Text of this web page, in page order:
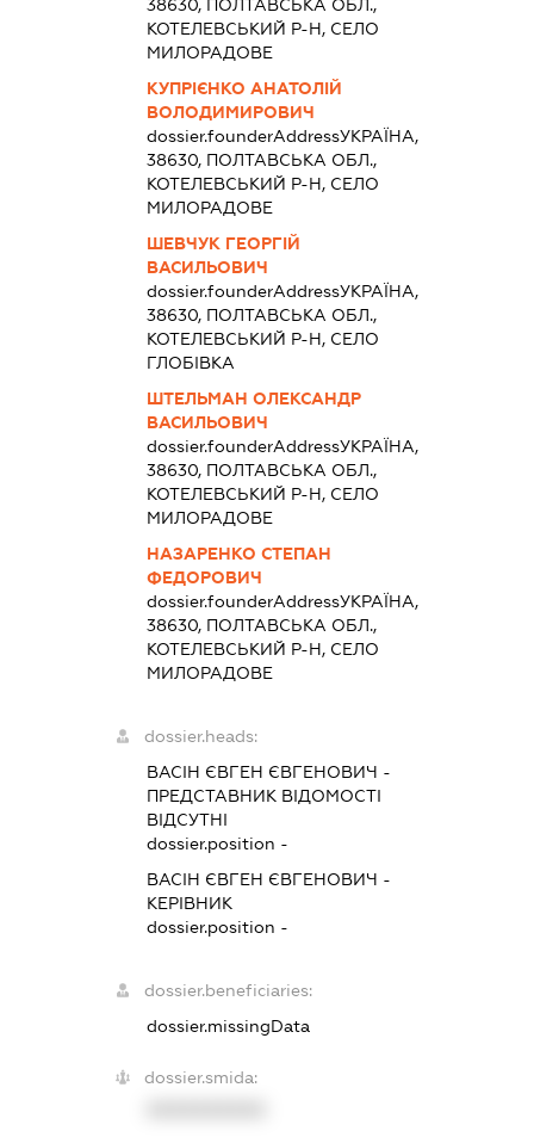
38630, ПОЛТАВСЬКА ОБЛ.,
КОТЕЛЕВСЬКИЙ Р-Н, СЕЛО
МИЛОРАДОВЕ
КУПРІЄНКО АНАТОЛІЙ
ВОЛОДИМИРОВИЧ
dossier.founderAddressУКРАЇНА,
38630, ПОЛТАВСЬКА ОБЛ.,
КОТЕЛЕВСЬКИЙ Р-Н, СЕЛО
МИЛОРАДОВЕ
ШЕВЧУК ГЕОРГІЙ
ВАСИЛЬОВИЧ
dossier.founderAddressУКРАЇНА,
38630, ПОЛТАВСЬКА ОБЛ.,
КОТЕЛЕВСЬКИЙ Р-Н, СЕЛО
ГЛОБІВКА
ШТЕЛЬМАН ОЛЕКСАНДР
ВАСИЛЬОВИЧ
dossier.founderAddressУКРАЇНА,
38630, ПОЛТАВСЬКА ОБЛ.,
КОТЕЛЕВСЬКИЙ Р-Н, СЕЛО
МИЛОРАДОВЕ
НАЗАРЕНКО СТЕПАН
ФЕДОРОВИЧ
dossier.founderAddressУКРАЇНА,
38630, ПОЛТАВСЬКА ОБЛ.,
КОТЕЛЕВСЬКИЙ Р-Н, СЕЛО
МИЛОРАДОВЕ
dossier.heads:
ВАСІН ЄВГЕН ЄВГЕНОВИЧ -
ПРЕДСТАВНИК ВІДОМОСТІ
ВІДСУТНІ
dossier.position -
ВАСІН ЄВГЕН ЄВГЕНОВИЧ -
КЕРІВНИК
dossier.position -
dossier.beneficiaries:
dossier.missingData
dossier.smida: